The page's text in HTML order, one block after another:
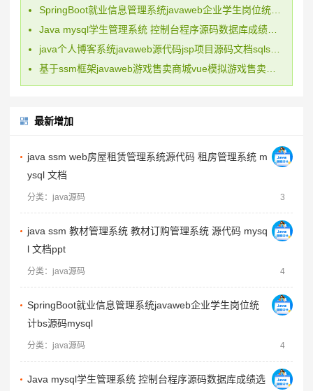
最新增加
java ssm web房屋租赁管理系统源代码 租房管理系统 m
ysql 文档
分类：java源码 3
java ssm 教材管理系统 教材订购管理系统 源代码 mysq
l 文档ppt
分类：java源码 4
SpringBoot就业信息管理系统javaweb企业学生岗位统
计bs源码mysql
分类：java源码 4
Java mysql学生管理系统 控制台程序源码数据库成绩选